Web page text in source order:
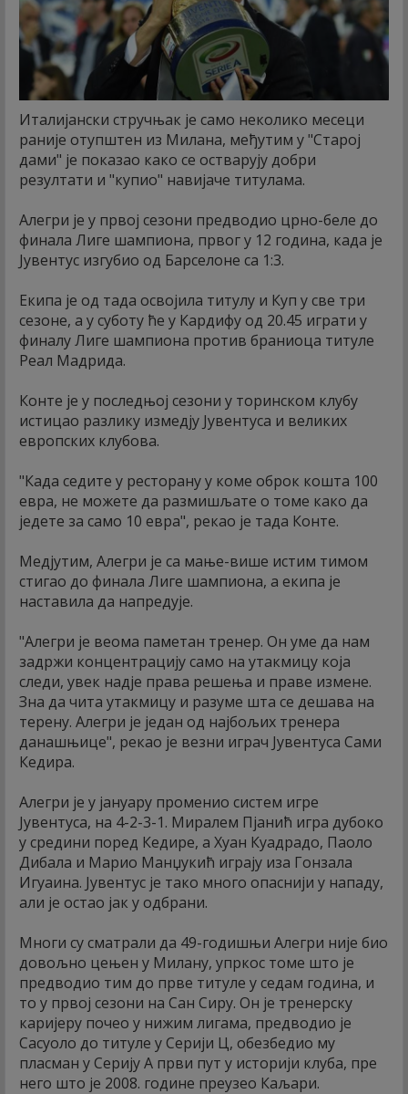
Италијански стручњак је само неколико месеци
раније отупштен из Милана, међутим у "Старој
дами" је показао како се остварују добри
резултати и "купио" навијаче титулама.
Алегри је у првој сезони предводио црно-беле до
финала Лиге шампиона, првог у 12 година, када је
Јувентус изгубио од Барселоне са 1:3.
Екипа је од тада освојила титулу и Куп у све три
сезоне, а у суботу ће у Кардифу од 20.45 играти у
финалу Лиге шампиона против браниоца титуле
Реал Мадрида.
Конте је у последњој сезони у торинском клубу
истицао разлику измедју Јувентуса и великих
европских клубова.
"Када седите у ресторану у коме оброк кошта 100
евра, не можете да размишљате о томе како да
једете за само 10 евра", рекао је тада Конте.
Медјутим, Алегри је са мање-више истим тимом
стигао до финала Лиге шампиона, а екипа је
наставила да напредује.
"Алегри је веома паметан тренер. Он уме да нам
задржи концентрацију само на утакмицу која
следи, увек надје права решења и праве измене.
Зна да чита утакмицу и разуме шта се дешава на
терену. Алегри је један од најбољих тренера
данашњице", рекао је везни играч Јувентуса Сами
Кедира.
Алегри је у јануару променио систем игре
Јувентуса, на 4-2-3-1. Миралем Пјанић игра дубоко
у средини поред Кедире, а Хуан Куадрадо, Паоло
Дибала и Марио Манџукић играју иза Гонзала
Игуаина. Јувентус је тако много опаснији у нападу,
али је остао јак у одбрани.
Многи су сматрали да 49-годишњи Алегри није био
довољно цењен у Милану, упркос томе што је
предводио тим до прве титуле у седам година, и
то у првој сезони на Сан Сиру. Он је тренерску
каријеру почео у нижим лигама, предводио је
Сасуоло до титуле у Серији Ц, обезбедио му
пласман у Серију А први пут у историји клуба, пре
него што је 2008. године преузео Каљари.